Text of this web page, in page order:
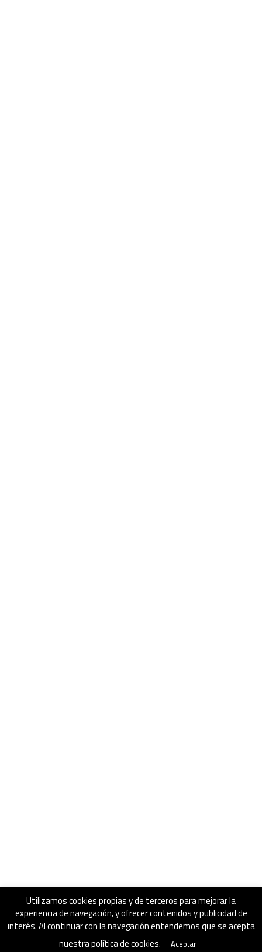
Utilizamos cookies propias y de terceros para mejorar la
experiencia de navegación, y ofrecer contenidos y publicidad de
interés. Al continuar con la navegación entendemos que se acepta
nuestra política de cookies.
Aceptar